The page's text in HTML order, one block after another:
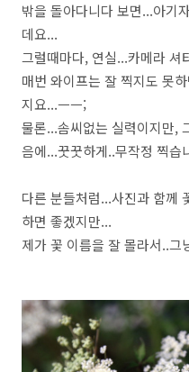
밖을 돌아다니다 보면...아기
데요...
그럴때마다, 연실...카메라 셔
매번 와이프는 잘 찍지도 못
지요...ㅡㅡ;
물론...솜씨없는 실력이지만,
음에...꿋꿋하게..무작정 찍습
다른 분들처럼...사진과 함께
하면 좋겠지만...
제가 꽃 이름을 잘 몰라서..그